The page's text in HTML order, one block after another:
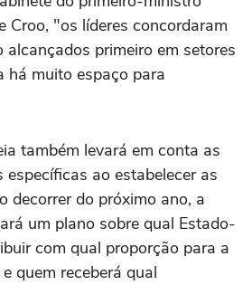
Croo, "os líderes concordaram
alcançados primeiro em setores
há muito espaço para
também levará em conta as
ao estabelecer as
decorrer do próximo ano, a
um plano sobre qual Estado-
com qual proporção para a
quem receberá qual